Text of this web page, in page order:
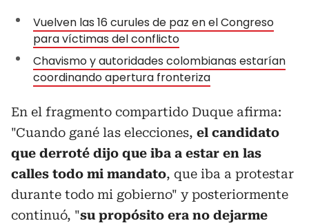
Vuelven las 16 curules de paz en el Congreso
para víctimas del conflicto
Chavismo y autoridades colombianas estarían
coordinando apertura fronteriza
En el fragmento compartido Duque afirma:
"Cuando gané las elecciones, el candidato
que derroté dijo que iba a estar en las
calles todo mi mandato, que iba a protestar
durante todo mi gobierno" y posteriormente
continuó, "su propósito era no dejarme